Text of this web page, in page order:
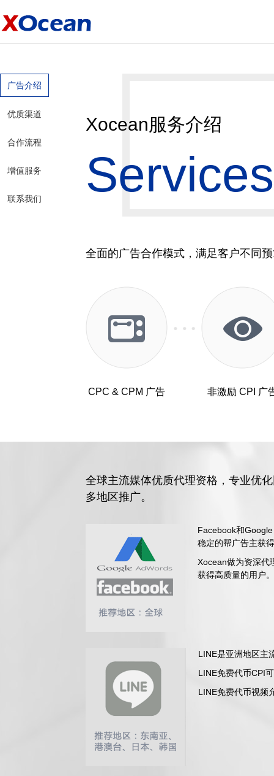
广告介绍
优质渠道
合作流程
增值服务
联系我们
Xocean服务介绍
Services
全面的广告合作模式，满足客户不同
CPC & CPM 广告 非激励 CPI 广
全球主流媒体优质代理资格，专业优
多地区推广。
Facebook和
稳定的帮广告主获
Xocean做为资深代
获得高质量的用户。
LINE是亚洲地区主
LINE免费代币CPI
LINE免费代币视频